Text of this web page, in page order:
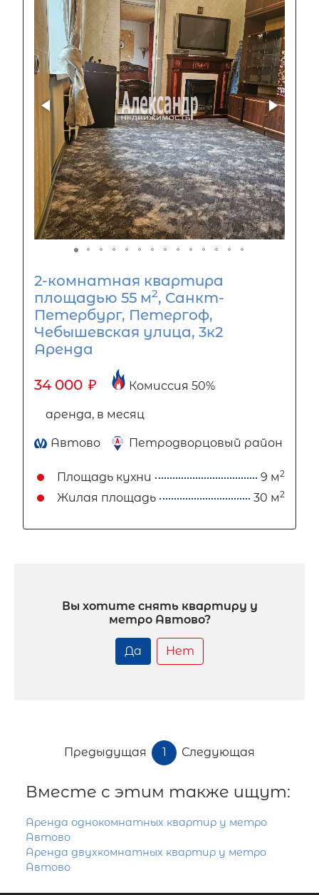
2-комнатная квартира
площадью 55 м2, Санкт-
Петербург, Петергоф,
Чебышевская улица, 3к2
Аренда
34 000 ₽ Комиссия 50%
аренда, в месяц
Автово Петродворцовый район
Площадь кухни 9 м2
Жилая площадь 30 м2
Вы хотите снять квартиру у
метро Автово?
Да Нет
Предыдущая 1 Следующая
Вместе с этим также ищут:
Аренда однокомнатных квартир у метро
Автово
Аренда двухкомнатных квартир у метро
Автово